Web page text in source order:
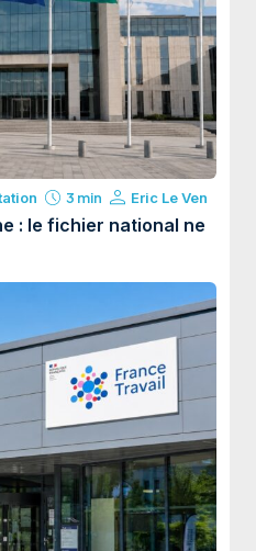
3 min Eric Le Ven
: le fichier national ne